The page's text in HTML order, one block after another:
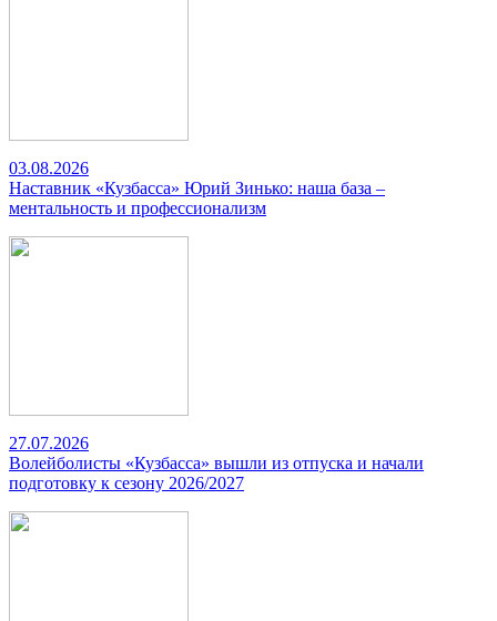
03.08.2026
Наставник «Кузбасса» Юрий Зинько: наша база –
ментальность и профессионализм
27.07.2026
Волейболисты «Кузбасса» вышли из отпуска и начали
подготовку к сезону 2026/2027